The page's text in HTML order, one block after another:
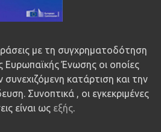
με τη συγχρηματοδότηση
Ευρωπαϊκής Ένωσης οι οποίες
κατάρτιση και την
Συνοπτικά , οι εγκεκριμένες
είναι ως εξής